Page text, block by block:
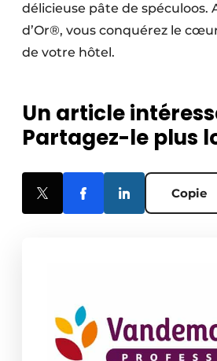
délicieuse pâte de spéculoos.
d’Or®, vous conquérez le
de votre hôtel.
Un article
Partagez-le plus
Copie